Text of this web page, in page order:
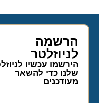
הרשמה
לניוזלטר​
הירשמו עכשיו
שלנו כדי להשאר
מעודכנים